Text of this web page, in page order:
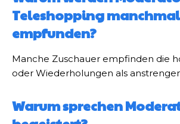
Teleshopping
empfunden?
Manche Zuschauer empfinden die
oder Wiederholungen als
Warum sprechen